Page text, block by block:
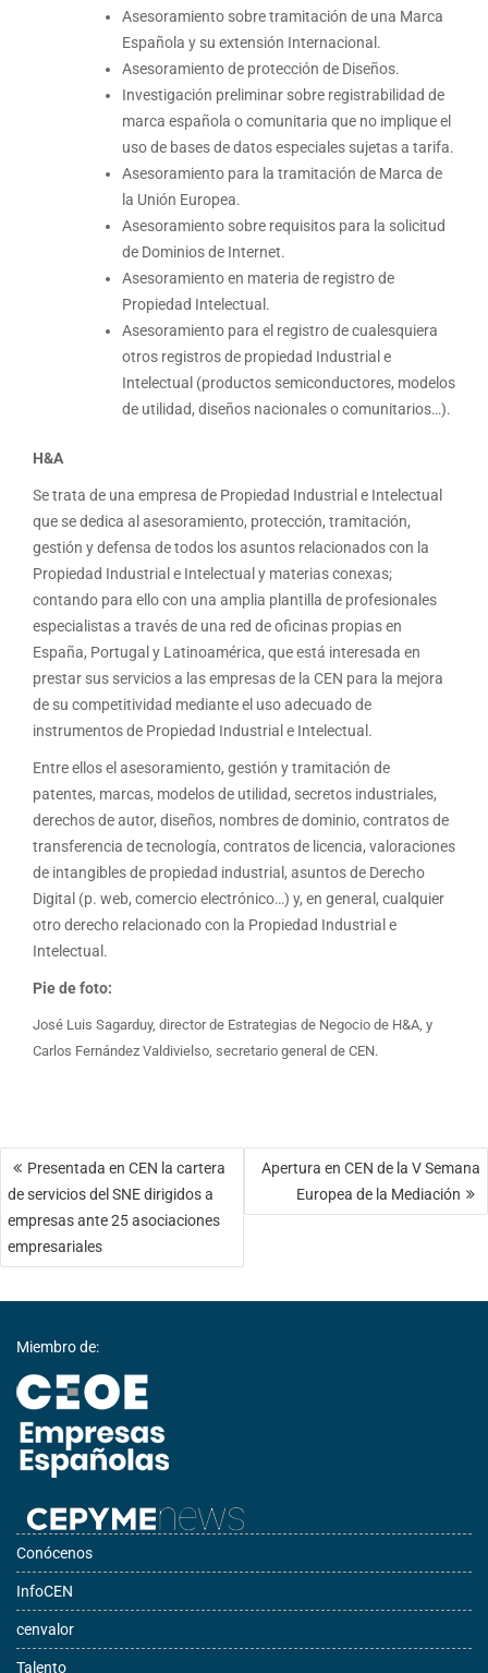
Asesoramiento sobre tramitación de una Marca
Española y su extensión Internacional.
Asesoramiento de protección de Diseños.
Investigación preliminar sobre registrabilidad de
marca española o comunitaria que no implique el
uso de bases de datos especiales sujetas a tarifa.
Asesoramiento para la tramitación de Marca de
la Unión Europea.
Asesoramiento sobre requisitos para la solicitud
de Dominios de Internet.
Asesoramiento en materia de registro de
Propiedad Intelectual.
Asesoramiento para el registro de cualesquiera
otros registros de propiedad Industrial e
Intelectual (productos semiconductores, modelos
de utilidad, diseños nacionales o comunitarios…).
H&A
Se trata de una empresa de Propiedad Industrial e Intelectual
que se dedica al asesoramiento, protección, tramitación,
gestión y defensa de todos los asuntos relacionados con la
Propiedad Industrial e Intelectual y materias conexas;
contando para ello con una amplia plantilla de profesionales
especialistas a través de una red de oficinas propias en
España, Portugal y Latinoamérica, que está interesada en
prestar sus servicios a las empresas de la CEN para la mejora
de su competitividad mediante el uso adecuado de
instrumentos de Propiedad Industrial e Intelectual.
Entre ellos el asesoramiento, gestión y tramitación de
patentes, marcas, modelos de utilidad, secretos industriales,
derechos de autor, diseños, nombres de dominio, contratos de
transferencia de tecnología, contratos de licencia, valoraciones
de intangibles de propiedad industrial, asuntos de Derecho
Digital (p. web, comercio electrónico…) y, en general, cualquier
otro derecho relacionado con la Propiedad Industrial e
Intelectual.
Pie de foto:
José Luis Sagarduy, director de Estrategias de Negocio de H&A, y
Carlos Fernández Valdivielso, secretario general de CEN.
Navegación
de
entradas
Presentada en CEN la cartera
de servicios del SNE dirigidos a
empresas ante 25 asociaciones
empresariales
Apertura en CEN de la V Semana
Europea de la Mediación
Miembro de:
Conócenos
InfoCEN
cenvalor
Talento